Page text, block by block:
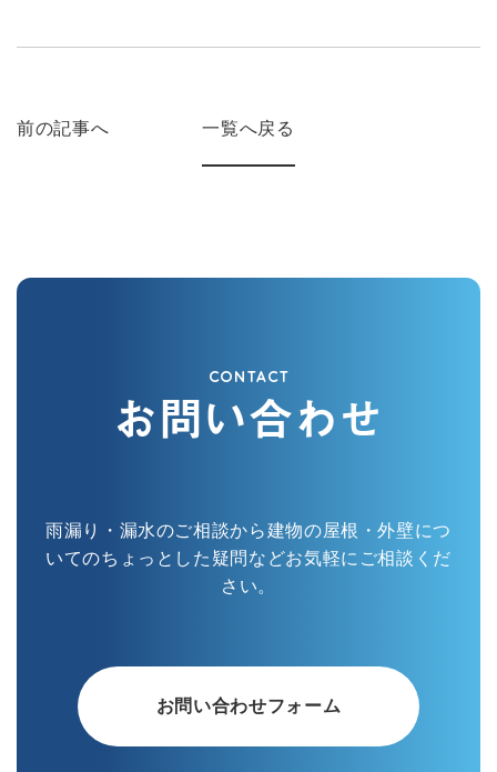
一覧へ戻る
前の記事へ
CONTACT
お問い合わせ
雨漏り・漏水のご相談から建物の屋根・外壁につ
いてのちょっとした疑問などお気軽にご相談くだ
さい。
お問い合わせフォーム